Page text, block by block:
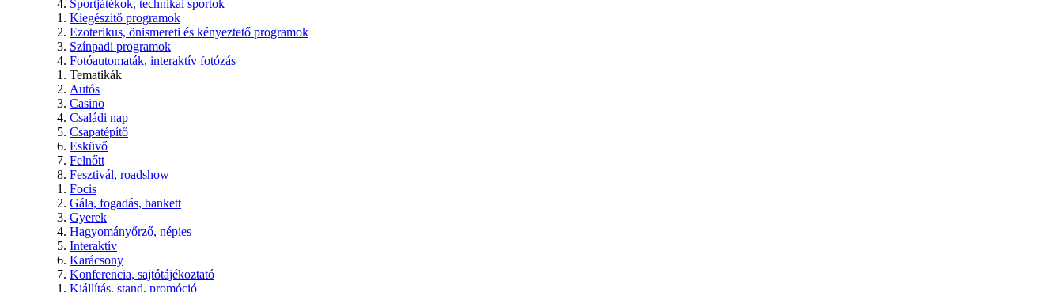
Sportjátékok, technikai sportok
Kiegészitő programok
Ezoterikus, önismereti és kényeztető programok
Színpadi programok
Fotóautomaták, interaktív fotózás
Tematikák
Autós
Casino
Családi nap
Csapatépítő
Esküvő
Felnőtt
Fesztivál, roadshow
Focis
Gála, fogadás, bankett
Gyerek
Hagyományőrző, népies
Interaktív
Karácsony
Konferencia, sajtótájékoztató
Kiállítás, stand, promóció